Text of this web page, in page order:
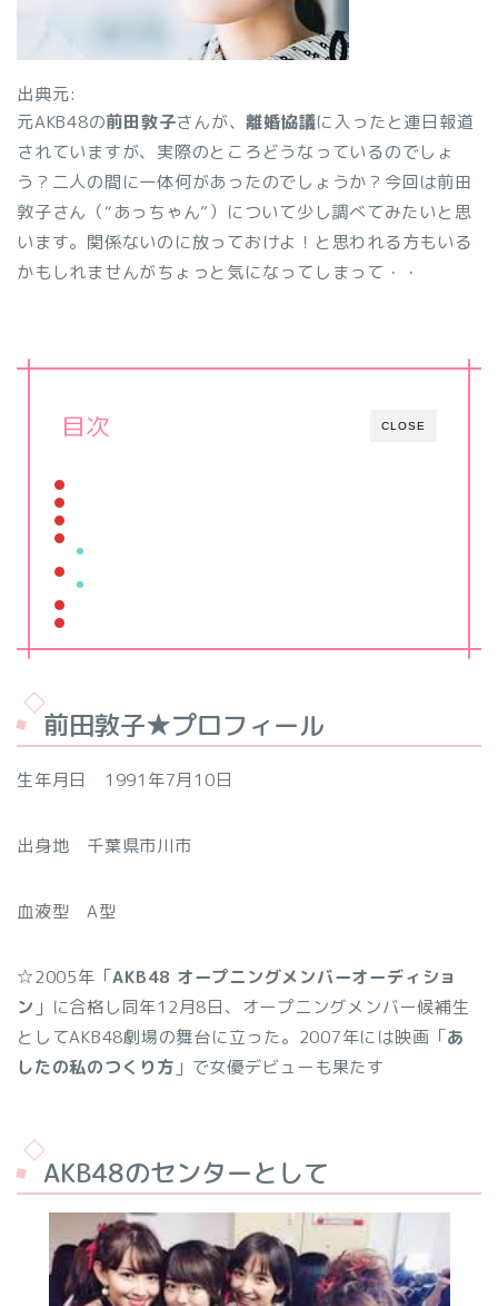
出典元:
元AKB48の前田敦子さんが、離婚協議に入ったと連日報道
されていますが、実際のところどうなっているのでしょ
う？二人の間に一体何があったのでしょうか？今回は前田
敦子さん（“あっちゃん”）について少し調べてみたいと思
います。関係ないのに放っておけよ！と思われる方もいる
かもしれませんがちょっと気になってしまって・・
CLOSE
目次
前田敦子★プロフィール
生年月日 1991年7月10日
出身地 千葉県市川市
血液型 A型
☆2005年「AKB48 オープニングメンバーオーディショ
ン 」に合格し同年12月8日、オープニングメンバー候補生
としてAKB48劇場の舞台に立った。2007年には映画「あ
したの私のつくり方 」で女優デビューも果たす
AKB48のセンターとして